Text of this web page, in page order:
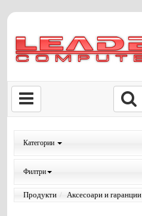
Категории
Филтри
Продукти Аксесоари и гаранции